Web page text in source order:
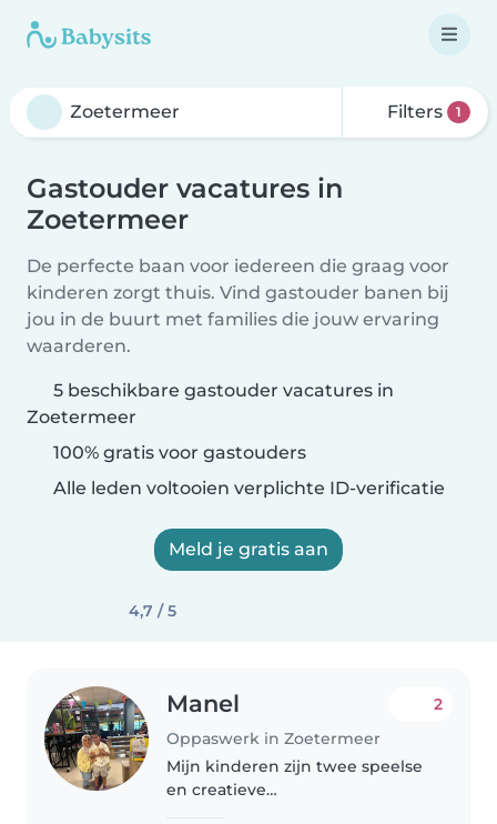
Filters 1
Gastouder vacatures in
Zoetermeer
De perfecte baan voor iedereen die graag voor
kinderen zorgt thuis. Vind gastouder banen bij
jou in de buurt met families die jouw ervaring
waarderen.
5 beschikbare gastouder vacatures in
Zoetermeer
100% gratis voor gastouders
Alle leden voltooien verplichte ID-verificatie
Meld je gratis aan
4,7 / 5
Manel
Oppaswerk in Zoetermeer
2
Mijn kinderen zijn twee speelse
en creatieve